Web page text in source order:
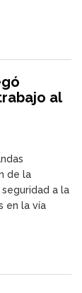
al
de la
a la
en la vía